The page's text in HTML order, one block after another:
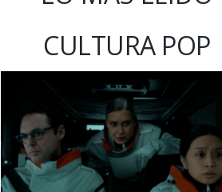
CULTURA POP